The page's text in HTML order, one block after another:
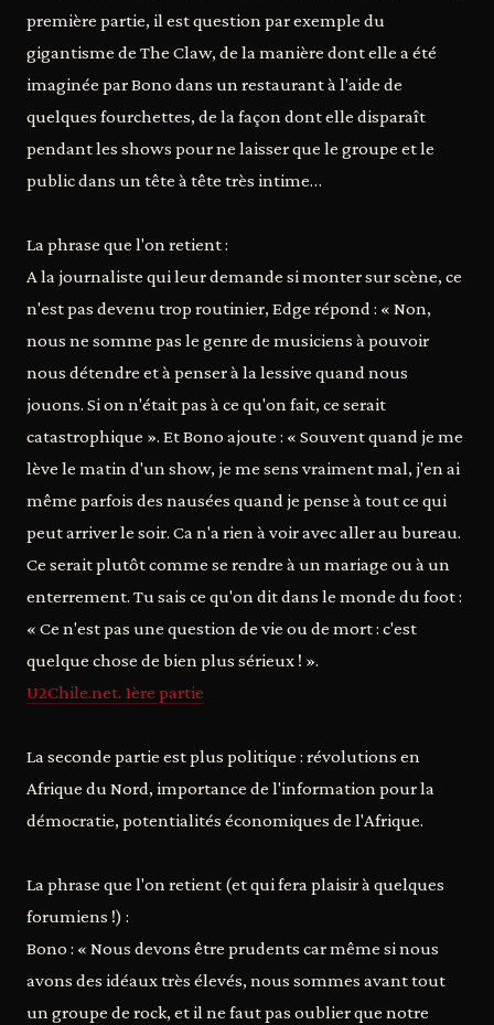
première partie, il est question par exemple du
gigantisme de The Claw, de la manière dont elle a été
imaginée par Bono dans un restaurant à l'aide de
quelques fourchettes, de la façon dont elle disparaît
pendant les shows pour ne laisser que le groupe et le
public dans un tête à tête très intime…
La phrase que l'on retient :
A la journaliste qui leur demande si monter sur scène, ce
n'est pas devenu trop routinier, Edge répond : « Non,
nous ne somme pas le genre de musiciens à pouvoir
nous détendre et à penser à la lessive quand nous
jouons. Si on n'était pas à ce qu'on fait, ce serait
catastrophique ». Et Bono ajoute : « Souvent quand je me
lève le matin d'un show, je me sens vraiment mal, j'en ai
même parfois des nausées quand je pense à tout ce qui
peut arriver le soir. Ca n'a rien à voir avec aller au bureau.
Ce serait plutôt comme se rendre à un mariage ou à un
enterrement. Tu sais ce qu'on dit dans le monde du foot :
« Ce n'est pas une question de vie ou de mort : c'est
quelque chose de bien plus sérieux ! ».
U2Chile.net. 1ère partie
La seconde partie est plus politique : révolutions en
Afrique du Nord, importance de l'information pour la
démocratie, potentialités économiques de l'Afrique.
La phrase que l'on retient (et qui fera plaisir à quelques
forumiens !) :
Bono : « Nous devons être prudents car même si nous
avons des idéaux très élevés, nous sommes avant tout
un groupe de rock, et il ne faut pas oublier que notre